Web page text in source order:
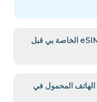
هل يجب عليّ إعداد شريحة eSIM الخاصة بي قبل
المحمول في